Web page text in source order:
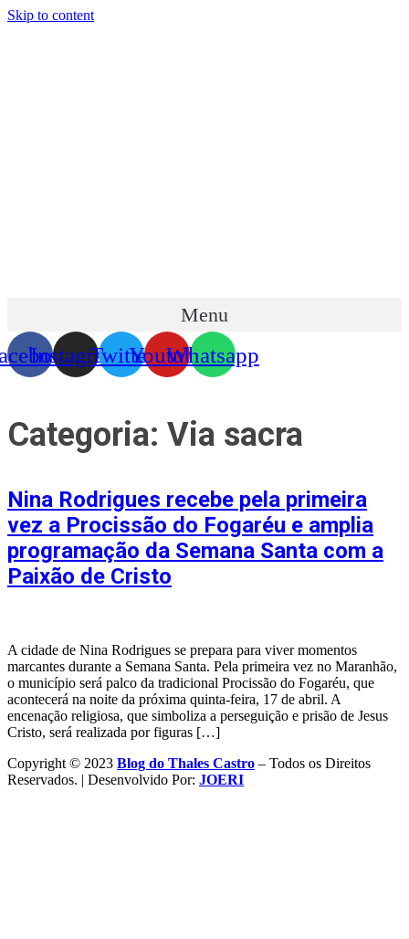
Skip to content
Menu
InstagramTwitterYoutubeWhatsapp
Categoria: Via sacra
Nina Rodrigues recebe pela primeira
vez a Procissão do Fogaréu e amplia
programação da Semana Santa com a
Paixão de Cristo
A cidade de Nina Rodrigues se prepara para viver momentos
marcantes durante a Semana Santa. Pela primeira vez no Maranhão,
o município será palco da tradicional Procissão do Fogaréu, que
acontecerá na noite da próxima quinta-feira, 17 de abril. A
encenação religiosa, que simboliza a perseguição e prisão de Jesus
Cristo, será realizada por figuras […]
Copyright © 2023 Blog do Thales Castro – Todos os Direitos
Reservados. | Desenvolvido Por: JOERI